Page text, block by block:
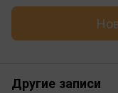
Другие записи